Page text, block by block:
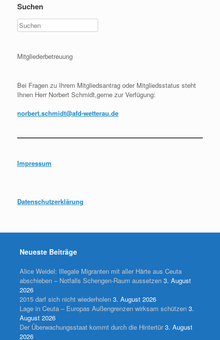
Suchen
Mitgliederbetreuung
Bei Fragen zu Ihrem Mitgliedsantrag oder Mitgliedsstatus steht
Ihnen Herr Norbert Schmidt,gerne zur Verfügung:
norbert.schmidt@afd-wetterau.de
Impressum
Datenschutzerklärung
Neueste Beiträge
Alice Weidel: Illegale Migranten mit aller Härte aus Ceuta
abschieben – Notfalls Schengen-Raum aussetzen 3. August
2026
2015 darf sich nicht wiederholen 3. August 2026
Lage in Ceuta – Europas Außengrenzen wirksam schützen 3.
August 2026
Der Überwachungsstaat kommt durch die Hintertür 3. August
2026